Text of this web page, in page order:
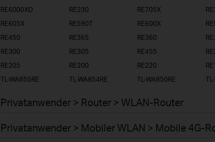
RE6000XD
RE230 RE705X
RE605X
RE590T RE600X
RE450
RE365 RE360
RE300
RE305 RE455
RE205
RE200 RE220
TL-WA855RE
TL-WA854RE TL-WA850RE
Privatanwender > Router > WLAN-Router
Privatanwender > Mobiler WLAN > Mobile 4G-